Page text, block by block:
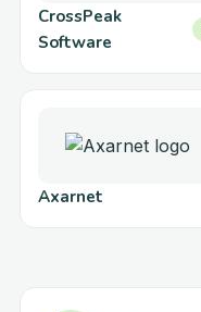
CrossPeak
Software
Axarnet